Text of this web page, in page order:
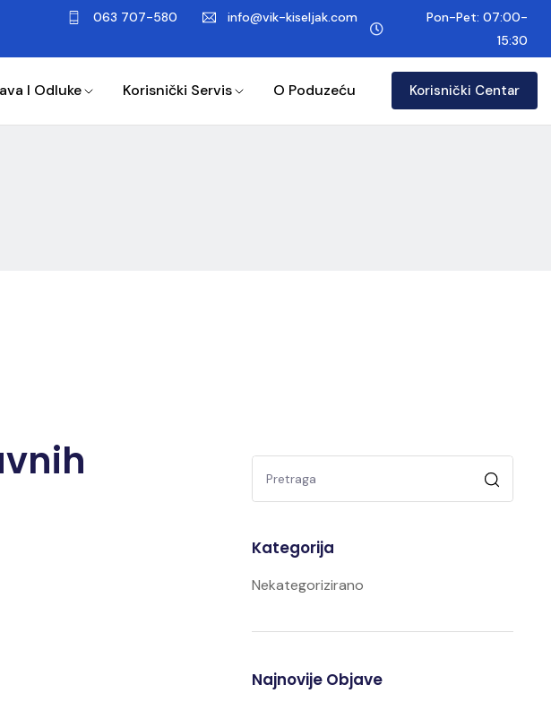
063 707-580 info@vik-kiseljak.com
Pon-Pet: 07:00-
15:30
I Odluke Korisnički Servis O Poduzeću Korisnički Centar
Kategorija
Nekategorizirano
Najnovije Objave